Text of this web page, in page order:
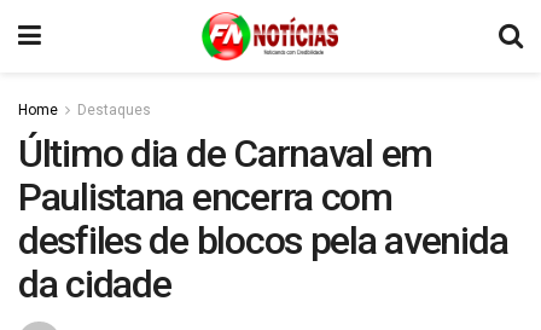
Home Destaques
Último dia de Carnaval em
Paulistana encerra com
desfiles de blocos pela avenida
da cidade